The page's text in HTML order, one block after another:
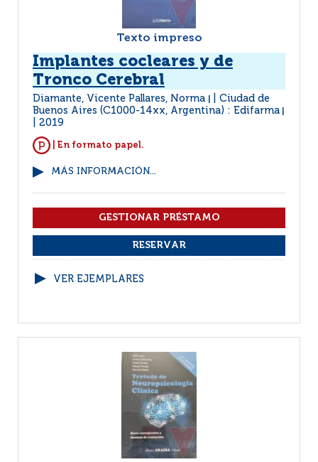
Texto impreso
Implantes cocleares y de
Tronco Cerebral
Diamante, Vicente Pallares, Norma
Ciudad de
Buenos Aires (C1000-14xx, Argentina) : Edifarma
2019
| En formato papel.
MÁS INFORMACIÓN...
VER EJEMPLARES